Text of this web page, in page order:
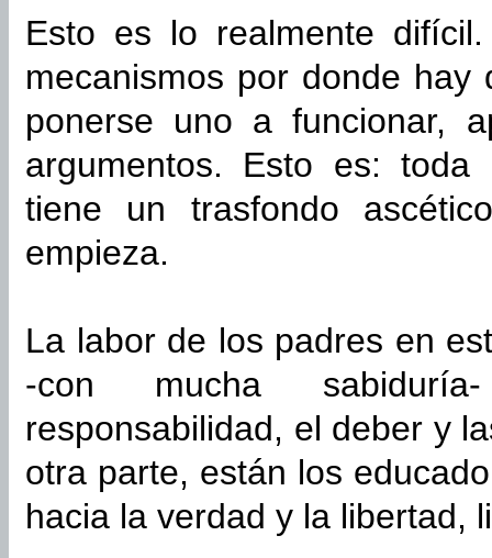
Esto es lo realmente
mecanismos por donde
ponerse uno a funcionar,
argumentos. Esto es:
tiene un trasfondo
empieza.
La labor de los padres en
-con mucha
responsabilidad, el deber y
otra parte, están los
hacia la verdad y la libertad,